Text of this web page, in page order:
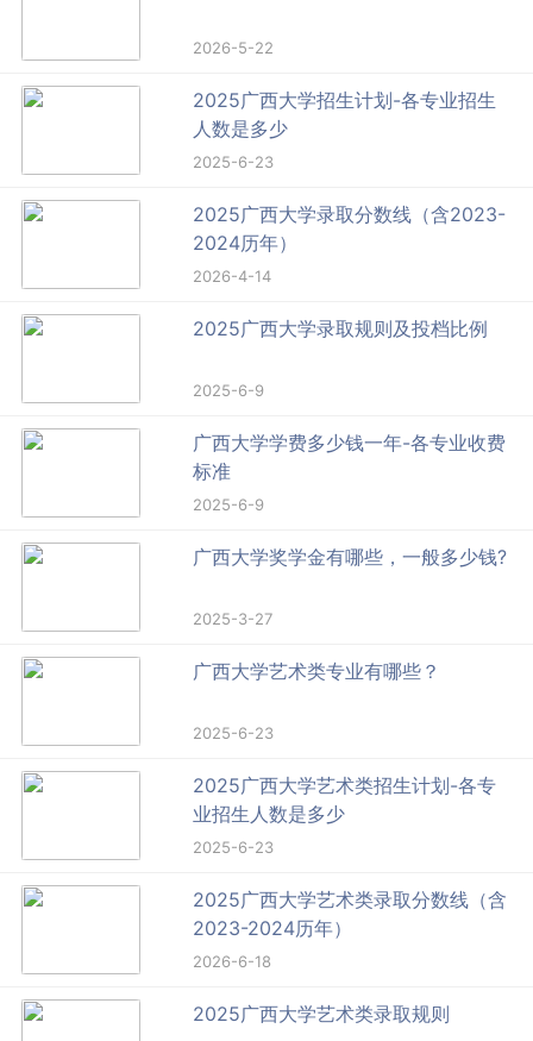
2026-5-22
2025广西大学招生计划-各专业招生
人数是多少
2025-6-23
2025广西大学录取分数线（含2023-
2024历年）
2026-4-14
2025广西大学录取规则及投档比例
2025-6-9
广西大学学费多少钱一年-各专业收费
标准
2025-6-9
广西大学奖学金有哪些，一般多少钱?
2025-3-27
广西大学艺术类专业有哪些？
2025-6-23
2025广西大学艺术类招生计划-各专
业招生人数是多少
2025-6-23
2025广西大学艺术类录取分数线（含
2023-2024历年）
2026-6-18
2025广西大学艺术类录取规则